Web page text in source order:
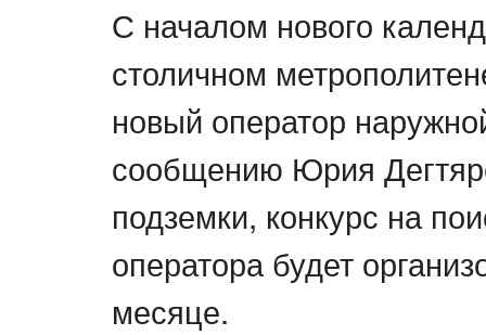
С началом нового
столичном
новый оператор
сообщению Юрия
подземки, конкурс на
оператора будет
месяце.